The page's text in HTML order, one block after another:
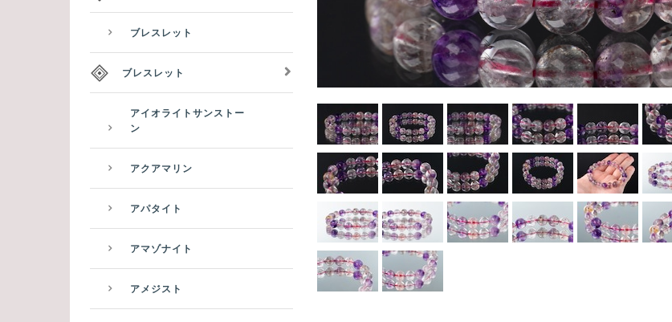
ブレスレット
ブレスレット
アイオライトサンストー
ン
アクアマリン
アパタイト
アマゾナイト
アメジスト